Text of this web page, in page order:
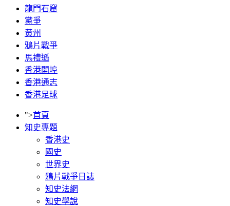
龍門石窟
黨爭
黃州
鴉片戰爭
馬禮遜
香港開埠
香港通志
香港足球
">首頁
知史專題
香港史
國史
世界史
鴉片戰爭日誌
知史法網
知史學說